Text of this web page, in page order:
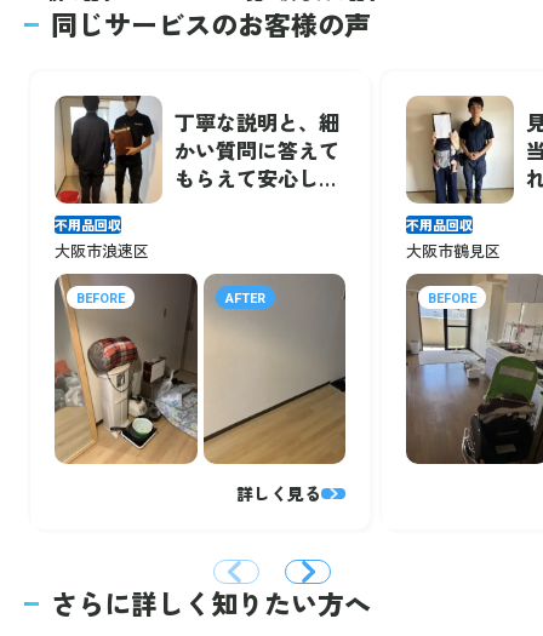
同じサービスのお客様の声
丁寧な説明と、細
かい質問に答えて
もらえて安心しま
不用品回収
大阪市浪速区
BEFORE AFTER
詳しく見る
不用品回収
大阪市鶴見区
BEFORE
さらに詳しく知りたい方へ